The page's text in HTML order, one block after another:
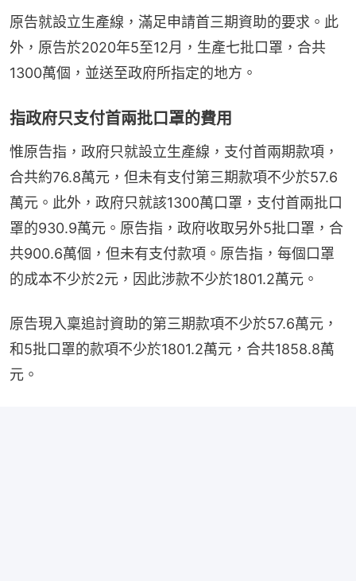
原告就設立生產線，滿足申請首三期資助的要求。此
外，原告於2020年5至12月，生產七批口罩，合共
1300萬個，並送至政府所指定的地方。
指政府只支付首兩批口罩的費用
惟原告指，政府只就設立生產線，支付首兩期款項，
合共約76.8萬元，但未有支付第三期款項不少於57.6
萬元。此外，政府只就該1300萬口罩，支付首兩批口
罩的930.9萬元。原告指，政府收取另外5批口罩，合
共900.6萬個，但未有支付款項。原告指，每個口罩
的成本不少於2元，因此涉款不少於1801.2萬元。
原告現入稟追討資助的第三期款項不少於57.6萬元，
和5批口罩的款項不少於1801.2萬元，合共1858.8萬
元。